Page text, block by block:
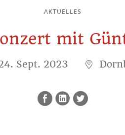
AKTUELLES
mit
Sept. 2023